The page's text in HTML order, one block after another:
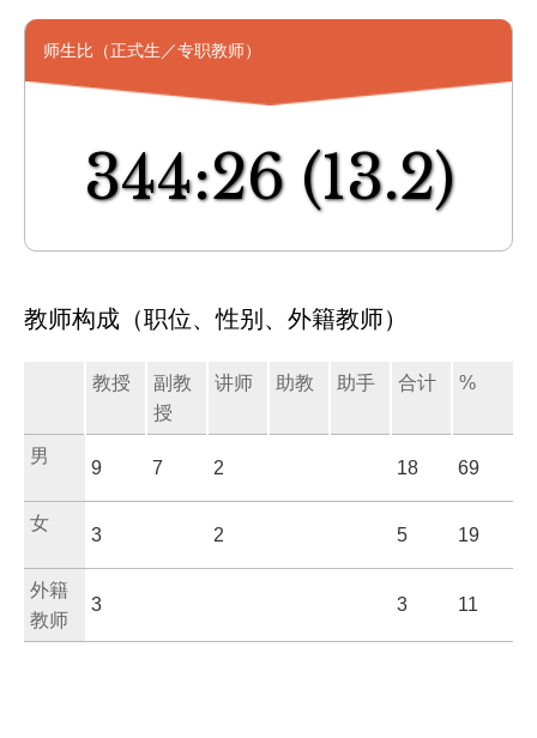
师生比（正式生／专职教师）
344:26 (13.2)
教师构成（职位、性别、外籍教师）
教授
副教
授
讲师 助教 助手 合计 %
男
9 7 2 18 69
女
3 2 5 19
外籍
教师
3 3 11